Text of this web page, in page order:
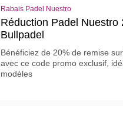
Rabais Padel Nuestro
Réduction Padel
Bullpadel
Bénéficiez de 20% de remise
avec ce code promo exclusif,
modèles